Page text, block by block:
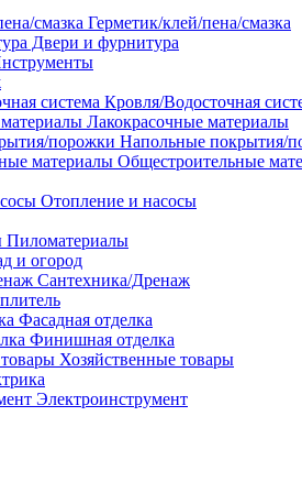
Герметик/клей/пена/смазка
Двери и фурнитура
Кровля/Водосточная
Лакокрасочные материалы
Напольные покрытия/
Общестроительные
Отопление и насосы
Пиломатериалы
и огород
Сантехника/Дренаж
Фасадная отделка
Финишная отделка
Хозяйственные товары
Электроинструмент